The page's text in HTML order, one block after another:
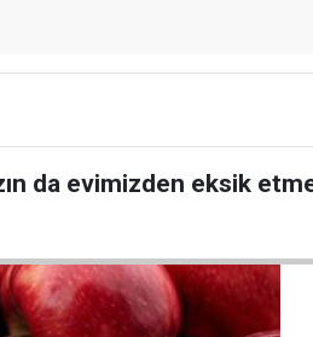
da evimizden eksik